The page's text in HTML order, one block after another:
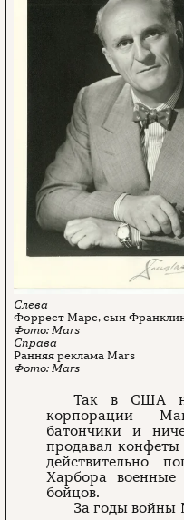
Форрест Марс, сын
Mars
Ранняя реклама Mars
Mars
Так в США
корпорации
батончики и
продавал
действительно
Харбора
бойцов.
За годы войны